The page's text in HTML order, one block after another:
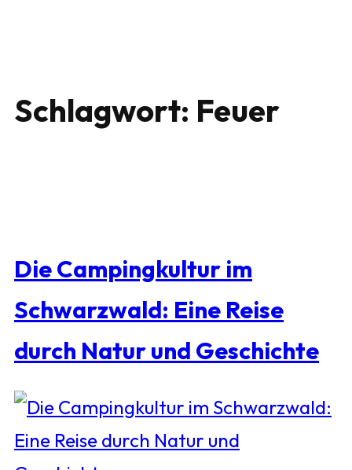
Schlagwort: Feuer
Die Campingkultur im
Schwarzwald: Eine Reise
durch Natur und Geschichte